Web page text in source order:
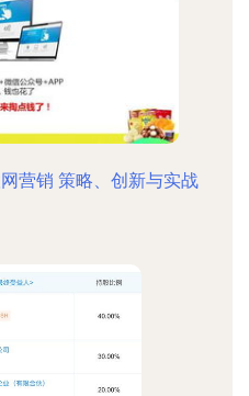
营销 策略、创新与实战